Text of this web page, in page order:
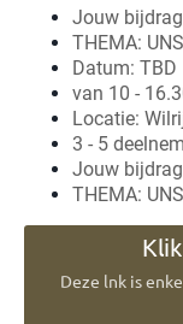
Jouw
THEMA:
Datum: TBD
van 10 -
Locatie:
3 - 5
Jouw
THEMA:
Deze lnk is